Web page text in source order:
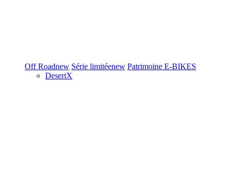
Off Roadnew Série limitéenew Patrimoine E-BIKES
DesertX